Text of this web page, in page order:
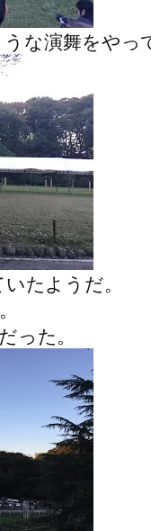
な演舞をやっ
たようだ。
った。